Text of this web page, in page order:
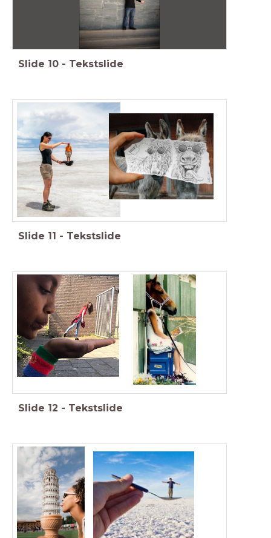
Slide 10 - Tekstslide
Slide 11 - Tekstslide
Slide 12 - Tekstslide